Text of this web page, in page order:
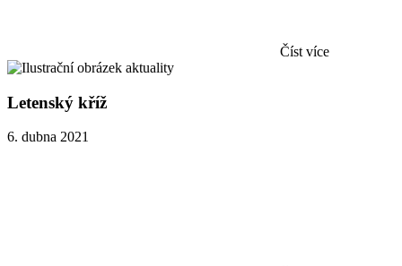
Číst více
Letenský kříž
6. dubna 2021